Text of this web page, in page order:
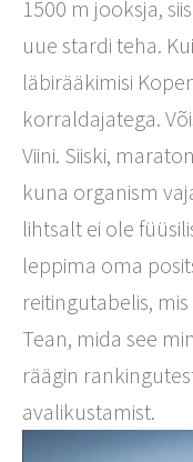
1500 m jooksja,
uue stardi teha.
läbirääkimisi
korraldajatega.
Viini. Siiski,
kuna organism
lihtsalt ei ole
leppima oma
reitingutabelis,
Tean, mida see
räägin
avalikustamist.